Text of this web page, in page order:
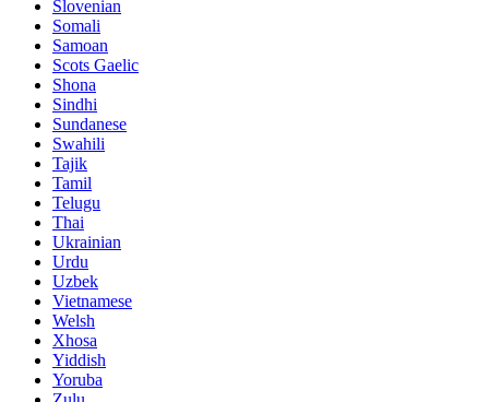
Slovenian
Somali
Samoan
Scots Gaelic
Shona
Sindhi
Sundanese
Swahili
Tajik
Tamil
Telugu
Thai
Ukrainian
Urdu
Uzbek
Vietnamese
Welsh
Xhosa
Yiddish
Yoruba